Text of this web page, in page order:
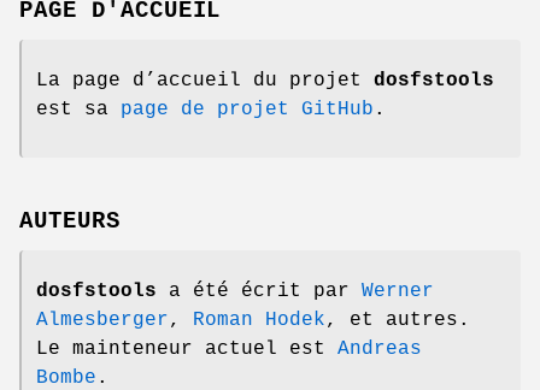
PAGE D'ACCUEIL
La page d’accueil du projet dosfstools
est sa page de projet GitHub .
AUTEURS
dosfstools a été écrit par Werner
Almesberger, Roman Hodek, et autres.
Le mainteneur actuel est Andreas
Bombe .